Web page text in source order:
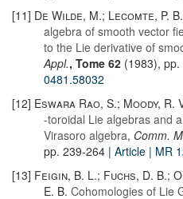
[11] De Wilde, M.; Lecomte, P.
algebra of smooth vector
to the Lie derivative of
Appl., Tome 62 (1983),
0481.58032
[12] Eswara Rao, S.; Moody, R.
-toroidal Lie algebras and
Virasoro algebra, Comm.
pp. 239-264 | Article | MR
[13] Feigin, B. L.; Fuchs, D. B.;
E. B. Cohomologies of Lie